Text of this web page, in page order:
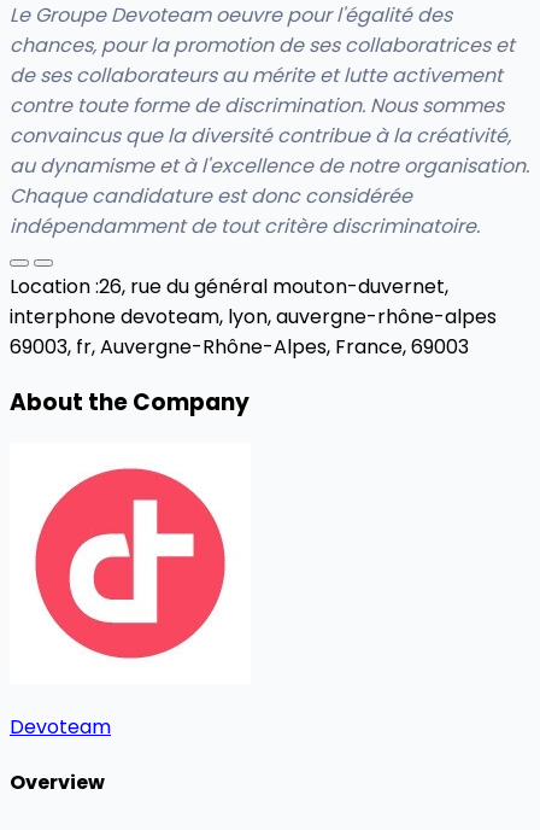
Le Groupe Devoteam oeuvre pour l'égalité des
chances, pour la promotion de ses collaboratrices et
de ses collaborateurs au mérite et lutte activement
contre toute forme de discrimination. Nous sommes
convaincus que la diversité contribue à la créativité,
au dynamisme et à l'excellence de notre organisation.
Chaque candidature est donc considérée
indépendamment de tout critère discriminatoire.
Location :26, rue du général mouton-duvernet,
interphone devoteam, lyon, auvergne-rhône-alpes
69003, fr,Auvergne-Rhône-Alpes, France, 69003
About the Company
Devoteam
Overview